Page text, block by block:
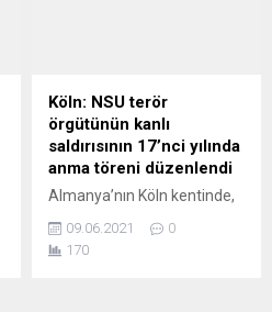
Şah Turna, yakalandığı
koronavirüs nedeniyle
yoğun bakım ünitesine
yatırılmış, kızı Şirin’in...
Köln: NSU terör
örgütünün kanlı
saldırısının 17’nci yılında
anma töreni düzenlendi
Almanya’nın Köln kentinde,
yaşadığı Keup Caddesi’nde
22 kişinin yaralandığı
09.06.2021
0
170